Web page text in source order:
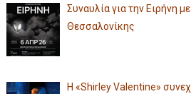
Συναυλία για την Ειρήνη
Θεσσαλονίκης
Η «Shirley Valentine»